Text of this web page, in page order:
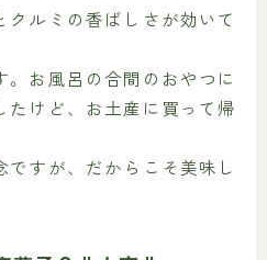
クルミの香ばしさが効いて
お風呂の合間のおやつに
たけど、お土産に買って帰
ですが、だからこそ美味し